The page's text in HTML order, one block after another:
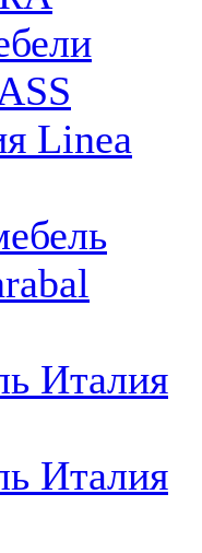
Linea
Италия
Италия